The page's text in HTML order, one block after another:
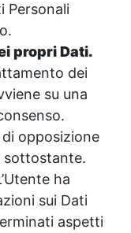
Personali
propri Dati.
dei
su una
opposizione
sottostante.
ha
sui Dati
aspetti